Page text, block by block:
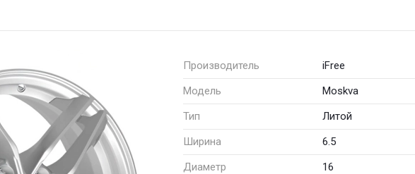
Производитель
iFree
Модель
Moskva
Тип
Литой
Ширина
6.5
Диаметр
16